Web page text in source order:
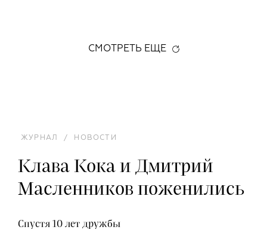
СМОТРЕТЬ ЕЩЕ
ЖУРНАЛ / НОВОСТИ
Клава Кока и Дмитрий
Масленников поженились
Спустя 10 лет дружбы